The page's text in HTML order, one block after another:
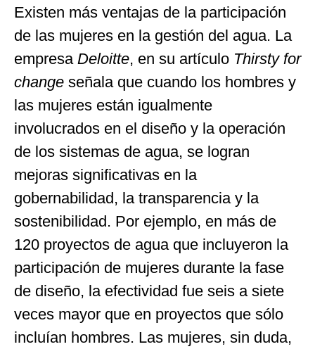
Existen más ventajas de la participación
de las mujeres en la gestión del agua. La
empresa Deloitte, en su artículo Thirsty for
change señala que cuando los hombres y
las mujeres están igualmente
involucrados en el diseño y la operación
de los sistemas de agua, se logran
mejoras significativas en la
gobernabilidad, la transparencia y la
sostenibilidad. Por ejemplo, en más de
120 proyectos de agua que incluyeron la
participación de mujeres durante la fase
de diseño, la efectividad fue seis a siete
veces mayor que en proyectos que sólo
incluían hombres. Las mujeres, sin duda,